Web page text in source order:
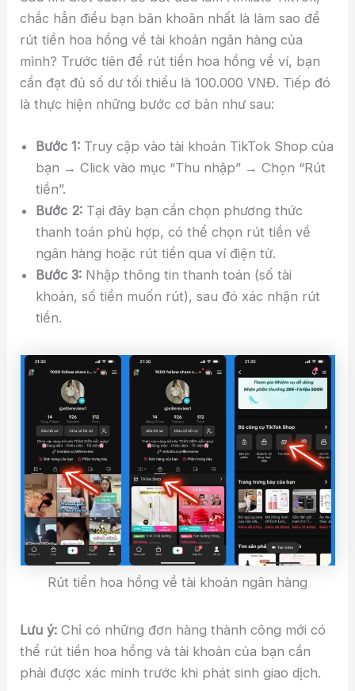
chắc hẳn điều bạn băn khoăn nhất là làm sao để
rút tiền hoa hồng về tài khoản ngân hàng của
mình? Trước tiên để rút tiền hoa hồng về ví, bạn
cần đạt đủ số dư tối thiểu là 100.000 VNĐ. Tiếp đó
là thực hiện những bước cơ bản như sau:
Bước 1: Truy cập vào tài khoản TikTok Shop của
bạn → Click vào mục “Thu nhập” → Chọn “Rút
tiền”.
Bước 2: Tại đây bạn cần chọn phương thức
thanh toán phù hợp, có thể chọn rút tiền về
ngân hàng hoặc rút tiền qua ví điện tử.
Bước 3: Nhập thông tin thanh toán (số tài
khoản, số tiền muốn rút), sau đó xác nhận rút
tiền.
Rút tiền hoa hồng về tài khoản ngân hàng
Lưu ý: Chỉ có những đơn hàng thành công mới có
thể rút tiền hoa hồng và tài khoản của bạn cần
phải được xác minh trước khi phát sinh giao dịch.